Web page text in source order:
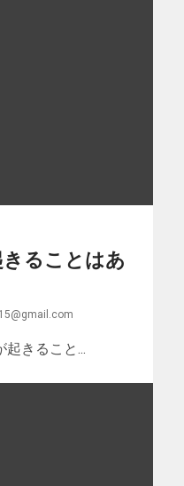
きることはあ
起きること...